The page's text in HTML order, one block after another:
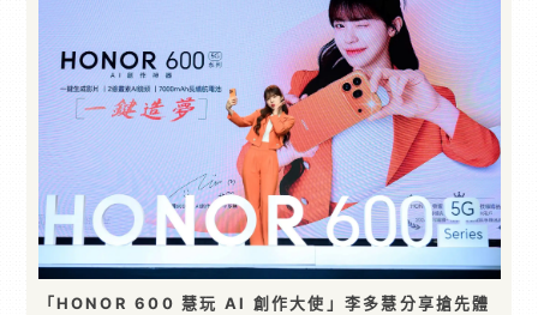
「HONOR 600 慧玩 AI 創作大使」李多慧分享搶先體